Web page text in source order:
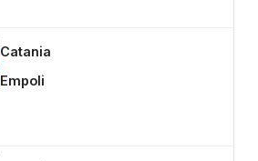
Catania
Empoli